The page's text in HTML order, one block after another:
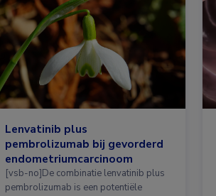
Lenvatinib plus
pembrolizumab bij gevorderd
endometriumcarcinoom
[vsb-no]De combinatie lenvatinib plus
pembrolizumab is een potentiële